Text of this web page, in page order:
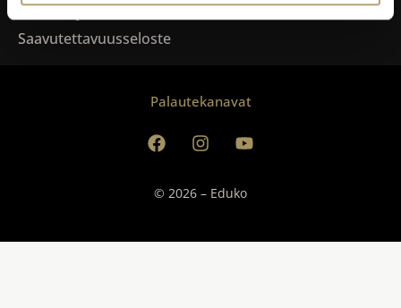
Tietosuoja
Saavutettavuusseloste
© 2026 – Eduko
Palautekanavat